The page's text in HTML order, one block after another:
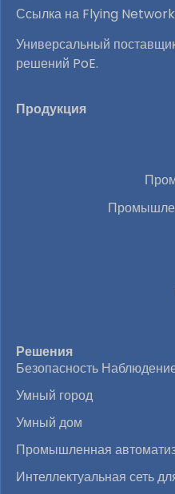
Ссылка на Flying Network
Универсальный
решений PoE.
Продукция
Решения
Безопасность
Умный город
Умный дом
Промышленная
Интеллектуальная сеть